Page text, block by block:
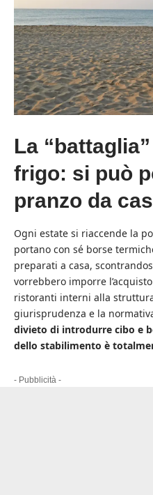
La
frigo: si può
pranzo da
Ogni estate si riaccende la
portano con sé borse
preparati a casa,
vorrebbero imporre
ristoranti interni alla
giurisprudenza e la
divieto di introdurre cibo e
dello stabilimento è
- Pubblicità -